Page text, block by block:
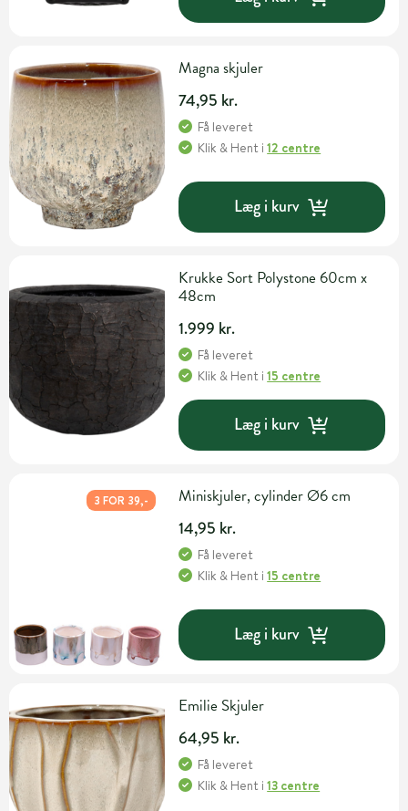
Magna skjuler
74,95 kr.
Få leveret
Klik & Hent i12 centre
Læg i kurv
Krukke Sort Polystone 60cm x
48cm
1.999 kr.
Få leveret
Klik & Hent i15 centre
Læg i kurv
3 FOR 39,- Miniskjuler, cylinder Ø6 cm
14,95 kr.
Få leveret
Klik & Hent i15 centre
Læg i kurv
Emilie Skjuler
64,95 kr.
Få leveret
Klik & Hent i13 centre